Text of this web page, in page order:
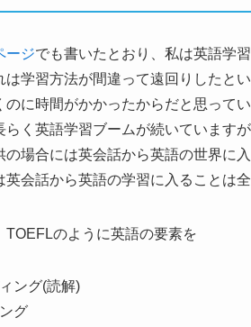
ージでも書いたとおり、私は英語学
は学習方法が間違って遠回りしたと
のに時間がかかったからだと思ってい
らく英語学習ブームが続いています
の場合には英会話から英語の世界に
英会話から英語の学習に入ることは全
TOEFLのように英語の要素を
ング(読解)
グ